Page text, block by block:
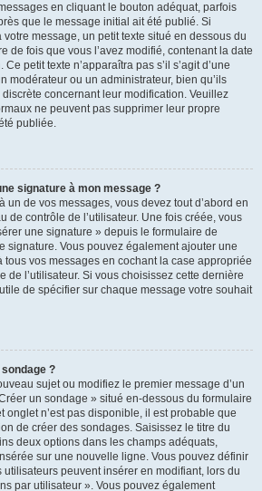
en cliquant le bouton adéquat, parfois
que le message initial ait été publié. Si
message, un petit texte situé en dessous du
de fois que vous l’avez modifié, contenant la date
petit texte n’apparaîtra pas s’il s’agit d’une
modérateur ou un administrateur, bien qu’ils
concernant leur modification. Veuillez
ne peuvent pas supprimer leur propre
publiée.
signature à mon message ?
un de vos messages, vous devez tout d’abord en
de contrôle de l’utilisateur. Une fois créée, vous
une signature » depuis le formulaire de
signature. Vous pouvez également ajouter une
vos messages en cochant la case appropriée
de l’utilisateur. Si vous choisissez cette dernière
de spécifier sur chaque message votre souhait
?
sujet ou modifiez le premier message d’un
un sondage » situé en-dessous du formulaire
onglet n’est pas disponible, il est probable que
de créer des sondages. Saisissez le titre du
deux options dans les champs adéquats,
sur une nouvelle ligne. Vous pouvez définir
utilisateurs peuvent insérer en modifiant, lors du
par utilisateur ». Vous pouvez également